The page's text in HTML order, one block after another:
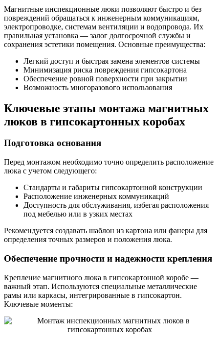
Магнитные инспекционные люки позволяют быстро и без
повреждений обращаться к инженерным коммуникациям,
электропроводке, системам вентиляции и водопровода. Их
правильная установка — залог долгосрочной службы и
сохранения эстетики помещения. Основные преимущества:
Легкий доступ и быстрая замена элементов системы
Минимизация риска повреждения гипсокартона
Обеспечение ровной поверхности при закрытии
Возможность многоразового использования
Ключевые этапы монтажа магнитных
люков в гипсокартонных коробах
Подготовка основания
Перед монтажом необходимо точно определить расположение
люка с учетом следующего:
Стандарты и габариты гипсокартонной конструкции
Расположение инженерных коммуникаций
Доступность для обслуживания, избегая расположения
под мебелью или в узких местах
Рекомендуется создавать шаблон из картона или фанеры для
определения точных размеров и положения люка.
Обеспечение прочности и надежности крепления
Крепление магнитного люка в гипсокартонной коробе —
важный этап. Используются специальные металлические
рамы или каркасы, интегрированные в гипсокартон.
Ключевые моменты: